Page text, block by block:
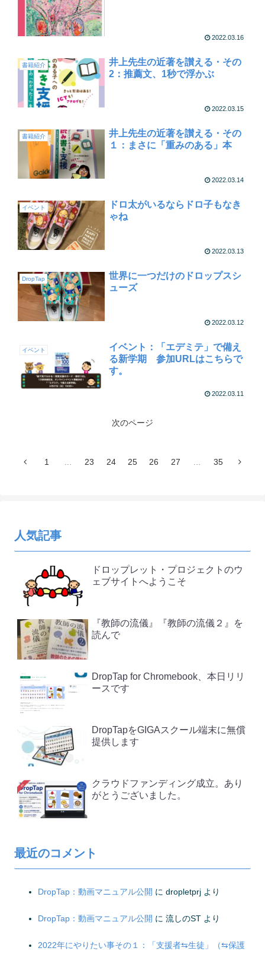
2022.03.16
書籍紹介
井上先生の近著を讃える・その
2：推薦文、1秒で浮かぶ
2022.03.15
書籍紹介
井上先生の近著を讃える・その
１：まさに「重みのある」本
2022.03.14
イベント
ドロ太がいるならドロ子もなき
ゃね
2022.03.13
DropTap
世界に一つだけのドロップスシ
ューズ
2022.03.12
イベント
イベント：「エデミテ」で備え
る新学期 参加URLはこちらで
す。
2022.03.11
次のページ
1 23 24 25 26 27 35
人気記事
ドロップレット・プロジェクトのウ
ェブサイトへようこそ
『教師の流儀』『教師の流儀２』を
読んで
DropTap for Chromebook、本日リリ
ースです
DropTapをGIGAスクール端末に無償
提供します
クラウドファンディング成立。あり
がとうございました。
最近のコメント
DropTap：動画マニュアル公開 に dropletprj より
DropTap：動画マニュアル公開 に 流しのST より
2022年にやりたい事その１：「支援者⇆生徒」（⇆保護